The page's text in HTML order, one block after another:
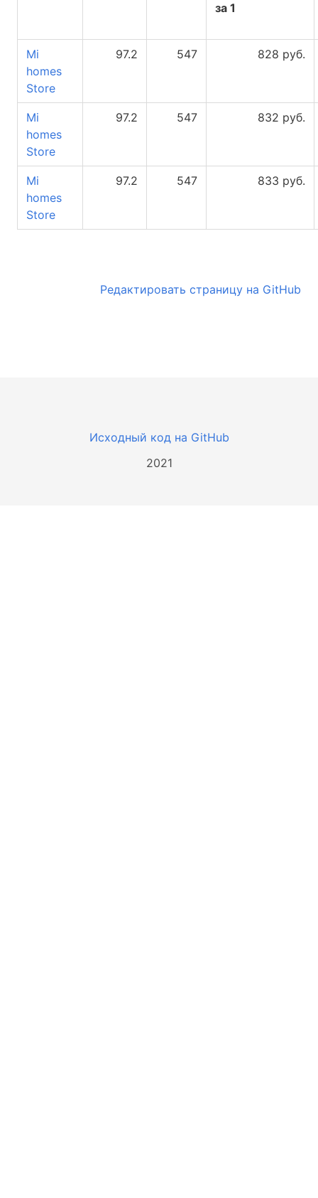
за 1
Mi
homes
Store
97.2 547 828 руб.
Mi
homes
Store
97.2 547 832 руб.
Mi
homes
Store
97.2 547 833 руб.
Редактировать страницу на GitHub
Исходный код на GitHub
2021